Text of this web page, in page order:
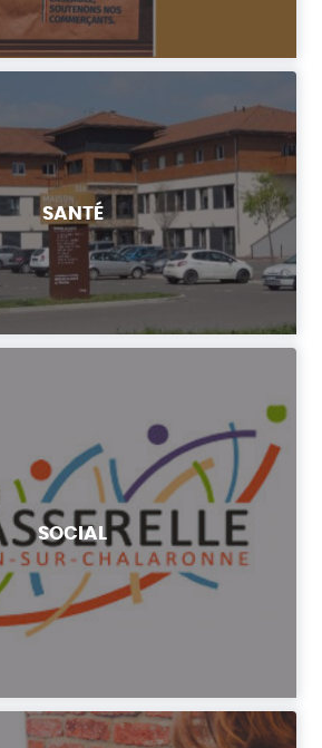
SANTÉ
SOCIAL